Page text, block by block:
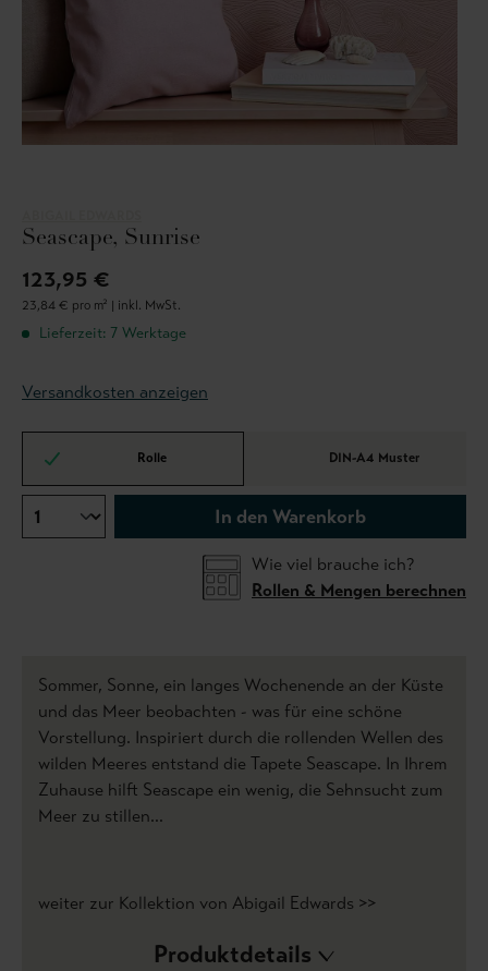
Seascape, Sunrise
123,95 €
23,84 € pro m² | inkl. MwSt.
Lieferzeit: 7 Werktage
Versandkosten anzeigen
Rolle DIN-A4 Muster
In den Warenkorb
Wie viel brauche ich?
Rollen & Mengen berechnen
Sommer, Sonne, ein langes Wochenende an der Küste
und das Meer beobachten - was für eine schöne
Vorstellung. Inspiriert durch die rollenden Wellen des
wilden Meeres entstand die Tapete Seascape. In Ihrem
Zuhause hilft Seascape ein wenig, die Sehnsucht zum
Meer zu stillen…
weiter zur Kollektion von Abigail Edwards >>
Produktdetails